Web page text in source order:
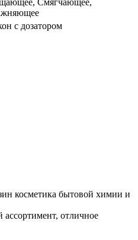
Смягчающее,
с дозатором
косметика бытовой химии и
ассортимент, отличное